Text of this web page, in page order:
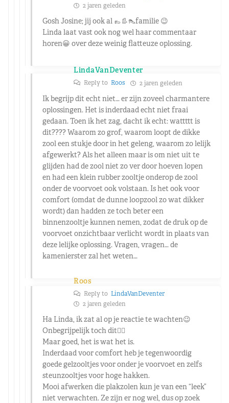
2 jaren geleden
Gosh Josine; jij ook al 👞👢👠familie 😉
Linda laat vast ook nog wel haar commentaar
horen😀 over deze weinig flatteuze oplossing.
LindaVanDeventer
Reply to Roos 2 jaren geleden
Ik begrijp dit echt niet… er zijn zoveel charmantere
oplossingen. Het is inderdaad echt niet fraai
gedaan. Toen ik het zag, dacht ik echt: wattttt is
dit???? Waarom zo grof, waarom loopt de dikke
zool een stukje door in het geleng, waarom zo lelijk
afgewerkt? Als het alleen maar is om niet uit te
glijden had de zool niet zo ver door hoeven lopen
en had een klein rubber zooltje onderop de zool
onder de voorvoet ook volstaan. Is het ook voor
comfort (omdat de dunne loopzool zo wat dikker
wordt) dan hadden ze toch beter een
binnenzooltje kunnen nemen, zodat de druk op de
voorvoet onzichtbaar verlicht wordt in plaats van
deze lelijke oplossing. Vragen, vragen… de
kamenierster zal het weten…
Roos
Reply to LindaVanDeventer
2 jaren geleden
Ha Linda, ik zat al op je reactie te wachten😉
Onbegrijpelijk toch dit😵‍💫
Maar goed, het is wat het is.
Inderdaad voor comfort heb je tegenwoordig
goede gelzooltjes voor onder je voorvoet en zelfs
steunzooltjes voor hoge hakken.
Mooi afwerken die plakzolen kun je van een “leek”
niet verwachten. Ze zijn er nog wel, dus op zoek